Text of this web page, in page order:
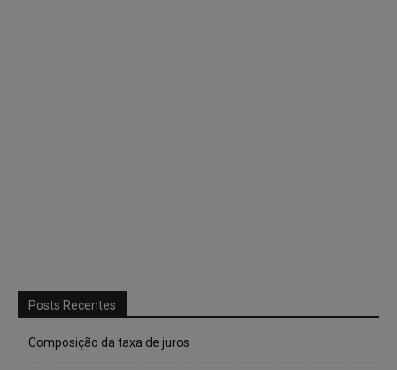
Posts Recentes
Composição da taxa de juros